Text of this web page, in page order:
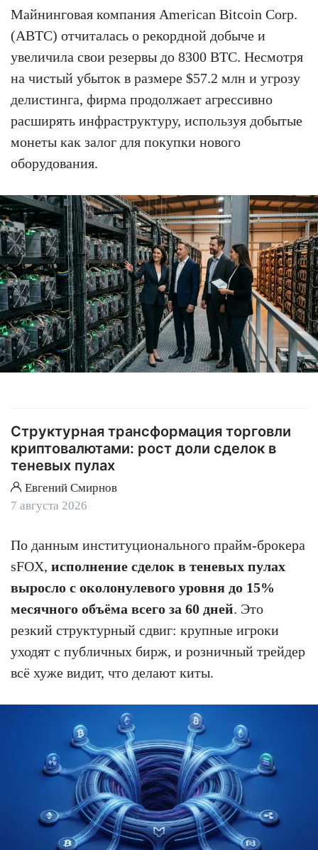
Майнинговая компания American Bitcoin Corp.
(ABTC) отчиталась о рекордной добыче и
увеличила свои резервы до 8300 BTC. Несмотря
на чистый убыток в размере $57.2 млн и угрозу
делистинга, фирма продолжает агрессивно
расширять инфраструктуру, используя добытые
монеты как залог для покупки нового
оборудования.
Структурная трансформация торговли
криптовалютами: рост доли сделок в
теневых пулах
Евгений Смирнов
7 августа 2026
По данным институционального прайм-брокера
sFOX, исполнение сделок в теневых пулах
выросло с околонулевого уровня до 15%
месячного объёма всего за 60 дней. Это
резкий структурный сдвиг: крупные игроки
уходят с публичных бирж, и розничный трейдер
всё хуже видит, что делают киты.